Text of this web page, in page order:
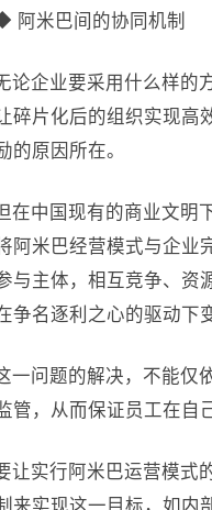
阿米巴间的协同机制
论企业要采用什么样的
碎片化后的组织实现高
的原因所在。
在中国现有的商业文明
阿米巴经营模式与企业
与主体，相互竞争、资
争名逐利之心的驱动下
一问题的解决，不能仅
管，从而保证员工在自
让实行阿米巴运营模式
来实现这一目标，如内